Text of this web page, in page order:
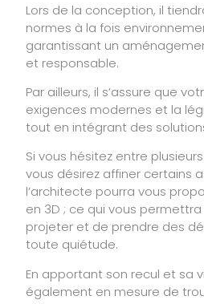
Lors de la conception, il
normes à la fois
garantissant un
et responsable.
Par ailleurs, il s’assure que
exigences modernes et la
tout en intégrant des
Si vous hésitez entre
vous désirez affiner certains
l’architecte pourra vous
en 3D ; ce qui vous
projeter et de prendre des
toute quiétude.
En apportant son recul et sa
également en mesure de